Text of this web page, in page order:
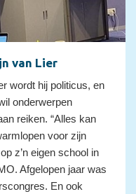
van Lier
wordt hij politicus, en
onderwerpen
reiken. “Alles kan
voor zijn
z’n eigen school in
Afgelopen jaar was
En ook